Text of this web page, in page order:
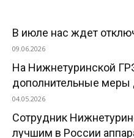
В июле нас ждет
09.06.2026
На Нижнетуринской
дополнительные меры
04.05.2026
Сотрудник
лучшим в России